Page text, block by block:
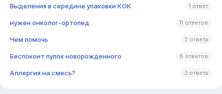
Выделения в середине упаковки КОК 1 ответ
нужен онколог-ортопед 11 ответов
Чем помочь 2 ответа
Беспокоит пупок новорожденного 8 ответов
Аллергия на смесь? 3 ответа